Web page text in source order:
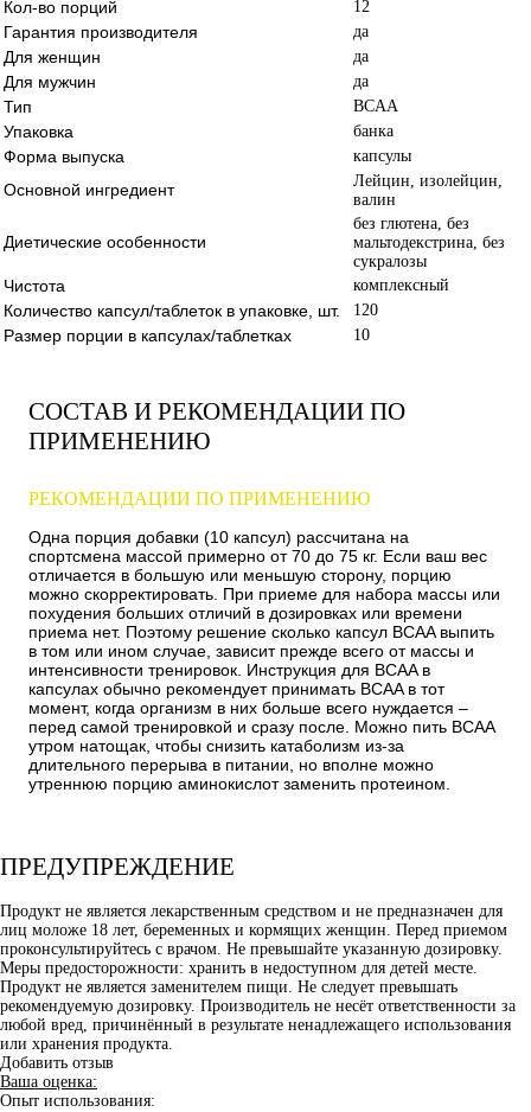
Кол-во порций 12
Гарантия производителя да
Для женщин да
Для мужчин да
Тип BCAA
Упаковка банка
Форма выпуска капсулы
Основной ингредиент
Лейцин, изолейцин,
валин
Диетические особенности
без глютена, без
мальтодекстрина, без
сукралозы
Чистота комплексный
Количество капсул/таблеток в упаковке, шт. 120
Размер порции в капсулах/таблетках 10
СОСТАВ И РЕКОМЕНДАЦИИ ПО
ПРИМЕНЕНИЮ
РЕКОМЕНДАЦИИ ПО ПРИМЕНЕНИЮ
Одна порция добавки (10 капсул) рассчитана на
спортсмена массой примерно от 70 до 75 кг. Если ваш вес
отличается в большую или меньшую сторону, порцию
можно скорректировать. При приеме для набора массы или
похудения больших отличий в дозировках или времени
приема нет. Поэтому решение сколько капсул BCAA выпить
в том или ином случае, зависит прежде всего от массы и
интенсивности тренировок. Инструкция для BCAA в
капсулах обычно рекомендует принимать BCAA в тот
момент, когда организм в них больше всего нуждается –
перед самой тренировкой и сразу после. Можно пить BCAA
утром натощак, чтобы снизить катаболизм из-за
длительного перерыва в питании, но вполне можно
утреннюю порцию аминокислот заменить протеином.
ПРЕДУПРЕЖДЕНИЕ
Продукт не является лекарственным средством и не предназначен для
лиц моложе 18 лет, беременных и кормящих женщин. Перед приемом
проконсультируйтесь с врачом. Не превышайте указанную дозировку.
Меры предосторожности: хранить в недоступном для детей месте.
Продукт не является заменителем пищи. Не следует превышать
рекомендуемую дозировку. Производитель не несёт ответственности за
любой вред, причинённый в результате ненадлежащего использования
или хранения продукта.
Добавить отзыв
Ваша оценка:
Опыт использования: